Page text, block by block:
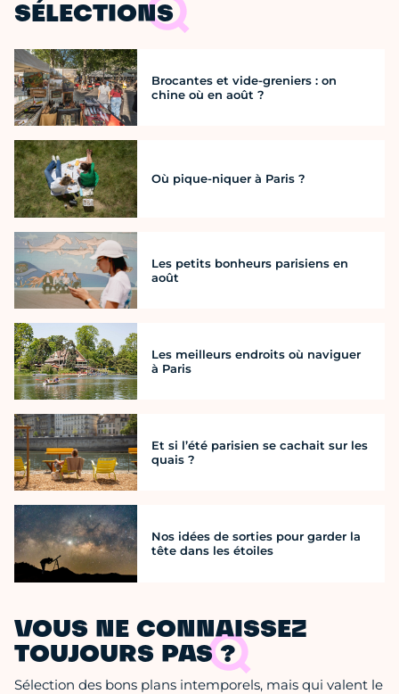
SÉLECTIONS
Brocantes et vide-greniers : on
chine où en août ?
Où pique-niquer à Paris ?
Les petits bonheurs parisiens en
août
Les meilleurs endroits où naviguer
à Paris
Et si l’été parisien se cachait sur les
quais ?
Nos idées de sorties pour garder la
tête dans les étoiles
VOUS NE CONNAISSEZ
TOUJOURS PAS ?
Sélection des bons plans intemporels, mais qui valent le